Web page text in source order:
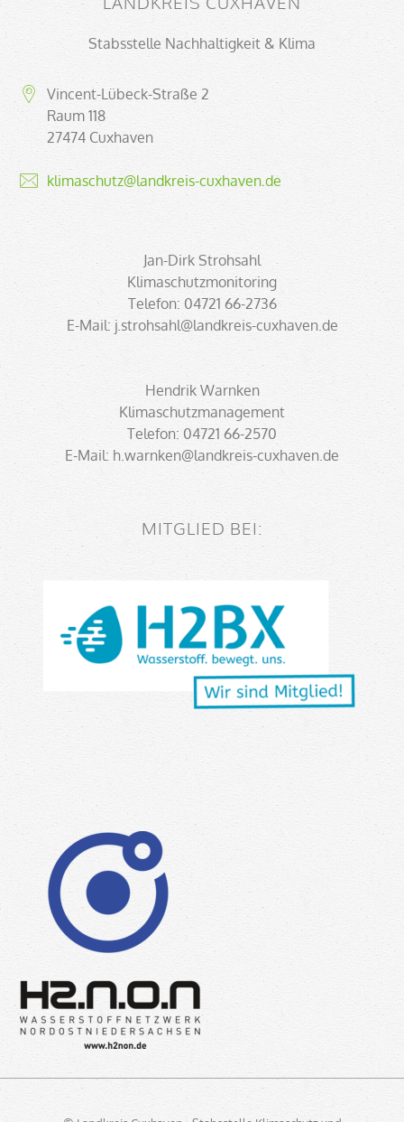
Stabsstelle Nachhaltigkeit & Klima
Vincent-Lübeck-Straße 2
Raum 118
27474 Cuxhaven
klimaschutz@landkreis-cuxhaven.de
Jan-Dirk Strohsahl
Klimaschutzmonitoring
Telefon: 04721 66-2736
E-Mail: j.strohsahl@landkreis-cuxhaven.de
Hendrik Warnken
Klimaschutzmanagement
Telefon: 04721 66-2570
E-Mail: h.warnken@landkreis-cuxhaven.de
MITGLIED BEI: